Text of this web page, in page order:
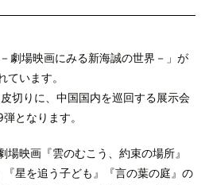
劇場映画にみる新海誠の世界－」が
ています。
切りに、中国国内を巡回する展示会
となります。
場映画『雲のむこう、約束の場所』
『星を追う子ども』『言の葉の庭』の